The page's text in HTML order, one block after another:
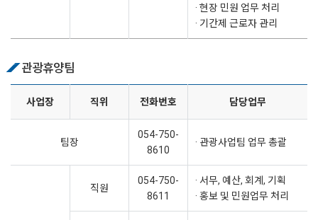
· 현장 민원 업무 처리
· 기간제 근로자 관리
관광휴양팀
사업장 직위 전화번호 담당업무
팀장
054-750-
8610
· 관광사업팀 업무 총괄
직원
054-750-
8611
· 서무, 예산, 회계, 기획
· 홍보 및 민원업무 처리